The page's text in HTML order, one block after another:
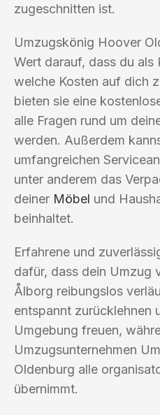
zugeschnitten ist.
Umzugskönig Hoover
Wert darauf, dass du als
welche Kosten auf dich
bieten sie eine
alle Fragen rund um
werden. Außerdem
umfangreichen
unter anderem das
deiner Möbel und
beinhaltet.
Erfahrene und
dafür, dass dein Umzug
Ålborg reibungslos
entspannt zurücklehnen
Umgebung freuen,
Umzugsunternehmen
Oldenburg alle
übernimmt.